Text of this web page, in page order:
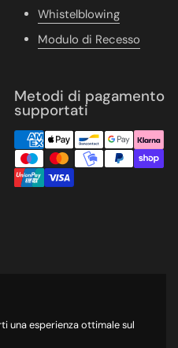
Whistelblowing
Modulo di Recesso
Metodi di pagamento
supportati
una esperienza ottimale sul